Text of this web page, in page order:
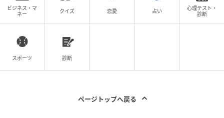
ビジネス・マ
ネー
クイズ 恋愛 占い
心理テスト・
診断
スポーツ 診断
ページトップへ戻る